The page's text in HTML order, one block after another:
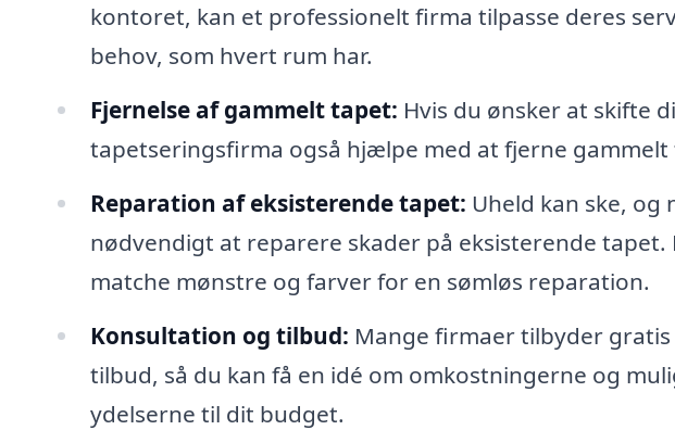
kontoret, kan et professionelt firma tilpasse deres
behov, som hvert rum har.
Fjernelse af gammelt tapet: Hvis du ønsker at skifte
tapetseringsfirma også hjælpe med at fjerne
Reparation af eksisterende tapet: Uheld kan ske,
nødvendigt at reparere skader på eksisterende
matche mønstre og farver for en sømløs reparation.
Konsultation og tilbud: Mange firmaer tilbyder
tilbud, så du kan få en idé om omkostningerne og
ydelserne til dit budget.